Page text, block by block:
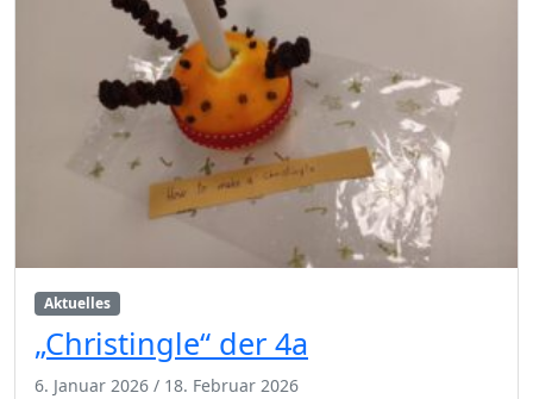
Aktuelles
„Christingle“ der 4a
6. Januar 2026 / 18. Februar 2026